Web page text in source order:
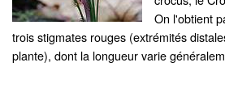
On l'obtient
trois stigmates rouges (extrémités
plante), dont la longueur varie